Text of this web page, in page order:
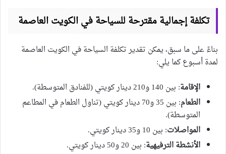
تكلفة إجمالية مقترحة للسياحة في الكويت العاصمة
بناءً على ما سبق، يمكن تقدير تكلفة السياحة في الكويت العاصمة
لمدة أسبوع كما يلي:
الإقامة: بين 140 و210 دينار كويتي (للفنادق المتوسطة).
الطعام
: بين 35 و70 دينار كويتي (تناول الطعام في المطاعم
المتوسطة).
المواصلات: بين 10 و35 دينار كويتي.
الأنشطة الترفيهية: بين 20 و50 دينار كويتي.